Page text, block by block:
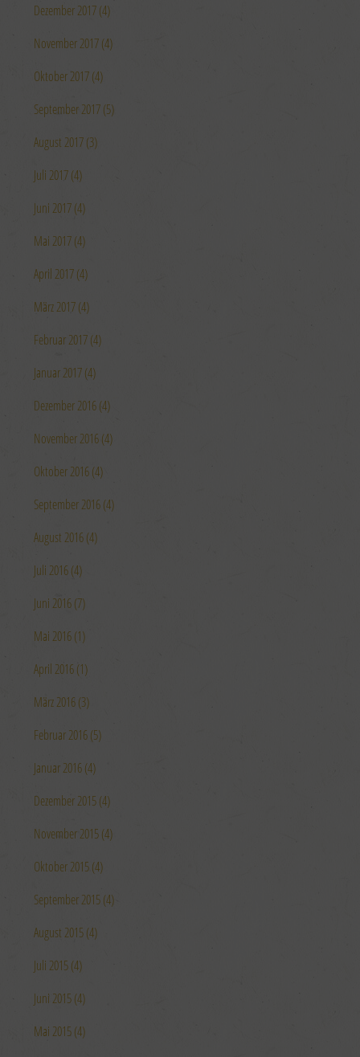
Dezember 2017 (4)
November 2017 (4)
Oktober 2017 (4)
September 2017 (5)
August 2017 (3)
Juli 2017 (4)
Juni 2017 (4)
Mai 2017 (4)
April 2017 (4)
März 2017 (4)
Februar 2017 (4)
Januar 2017 (4)
Dezember 2016 (4)
November 2016 (4)
Oktober 2016 (4)
September 2016 (4)
August 2016 (4)
Juli 2016 (4)
Juni 2016 (7)
Mai 2016 (1)
April 2016 (1)
März 2016 (3)
Februar 2016 (5)
Januar 2016 (4)
Dezember 2015 (4)
November 2015 (4)
Oktober 2015 (4)
September 2015 (4)
August 2015 (4)
Juli 2015 (4)
Juni 2015 (4)
Mai 2015 (4)